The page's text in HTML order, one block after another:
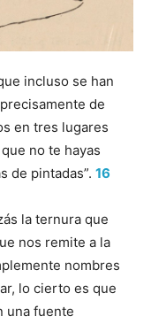
incluso se han
de
en tres lugares
no te hayas
de pintadas”. 16
la ternura que
nos remite a la
nombres
lo cierto es que
una fuente